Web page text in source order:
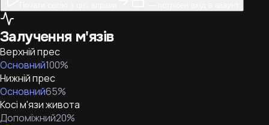
Залучення м'язів
Верхній прес
Основний100%
Нижній прес
Основний65%
Косі м'язи живота
Допоміжний20%